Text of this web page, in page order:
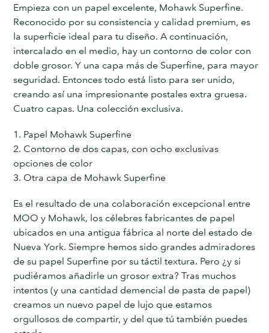
Empieza con un papel excelente, Mohawk Superfine.
Reconocido por su consistencia y calidad premium, es
la superficie ideal para tu diseño. A continuación,
intercalado en el medio, hay un contorno de color con
doble grosor. Y una capa más de Superfine, para mayor
seguridad. Entonces todo está listo para ser unido,
creando así una impresionante postales extra gruesa.
Cuatro capas. Una colección exclusiva.
1. Papel Mohawk Superfine
2. Contorno de dos capas, con ocho exclusivas
opciones de color
3. Otra capa de Mohawk Superfine
Es el resultado de una colaboración excepcional entre
MOO y Mohawk, los célebres fabricantes de papel
ubicados en una antigua fábrica al norte del estado de
Nueva York. Siempre hemos sido grandes admiradores
de su papel Superfine por su táctil textura. Pero ¿y si
pudiéramos añadirle un grosor extra? Tras muchos
intentos (y una cantidad demencial de pasta de papel)
creamos un nuevo papel de lujo que estamos
orgullosos de compartir, y del que tú también puedes